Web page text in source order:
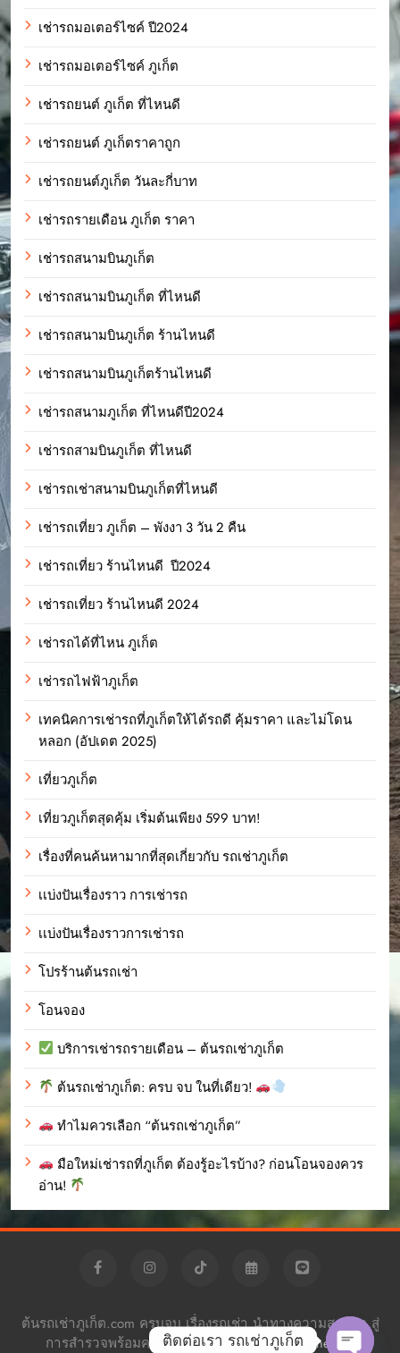
เช่ารถมอเตอร์ไซค์ ปี2024
เช่ารถมอเตอร์ไซค์ ภูเก็ต
เช่ารถยนต์ ภูเก็ต ที่ไหนดี
เช่ารถยนต์ ภูเก็ตราคาถูก
เช่ารถยนต์ภูเก็ต วันละกี่บาท
เช่ารถรายเดือน ภูเก็ต ราคา
เช่ารถสนามบินภูเก็ต
เช่ารถสนามบินภูเก็ต ที่ไหนดี
เช่ารถสนามบินภูเก็ต ร้านไหนดี
เช่ารถสนามบินภูเก็ตร้านไหนดี
เช่ารถสนามภูเก็ต ที่ไหนดีปี2024
เช่ารถสามบินภูเก็ต ที่ไหนดี
เช่ารถเช่าสนามบินภูเก็ตที่ไหนดี
เช่ารถเที่ยว ภูเก็ต – พังงา 3 วัน 2 คืน
เช่ารถเที่ยว ร้านไหนดี ปี2024
เช่ารถเที่ยว ร้านไหนดี 2024
เช่ารถได้ที่ไหน ภูเก็ต
เช่ารถไฟฟ้าภูเก็ต
เทคนิคการเช่ารถที่ภูเก็ตให้ได้รถดี คุ้มราคา และไม่โดน
หลอก (อัปเดต 2025)
เที่ยวภูเก็ต
เที่ยวภูเก็ตสุดคุ้ม เริ่มต้นเพียง 599 บาท!
เรื่องที่คนค้นหามากที่สุดเกี่ยวกับ รถเช่าภูเก็ต
เเบ่งปันเรื่องราว การเช่ารถ
เเบ่งปันเรื่องราวการเช่ารถ
โปรร้านต้นรถเช่า
โอนจอง
บริการเช่ารถรายเดือน – ต้นรถเช่าภูเก็ต
ต้นรถเช่าภูเก็ต: ครบ จบ ในที่เดียว!
ทำไมควรเลือก “ต้นรถเช่าภูเก็ต”
มือใหม่เช่ารถที่ภูเก็ต ต้องรู้อะไรบ้าง? ก่อนโอนจองควร
อ่าน!
ต้นรถเช่าภูเก็ต.com ครบจบ เรื่องรถเช่า นำทางความสะดวก สู่
การสำรวจพร้อมความอิสระ Powered ByBlazeThemes.
ติดต่อเรา รถเช่าภูเก็ต